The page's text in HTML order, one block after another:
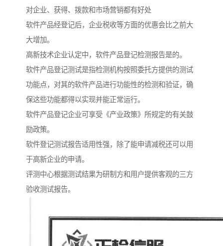
对企业、获得、拨款和市场营销都有好处
软件产品经登记后，企业税收等方面的优惠会比之前大
大增加。
高新技术企业认定中，软件产品登记检测报告是的。
软件产品登记测试是指检测机构按照委托方提供的测试
功能点，对其的软件产品进行功能性的检测和验证，确
保这些功能都得以实现并能正常运行。
软件产品登记企业可享受《产业政策》所规定的有关鼓
励政策。
软件登记测试报告适用性强，除了能申请减税还可以用
于高新企业的申请。
评测中心根据测试结果为研制方和用户提供客观的三方
验收测试报告。